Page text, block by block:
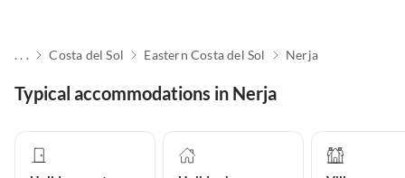
. . . Costa del Sol Eastern Costa del Sol Nerja
Typical accommodations in Nerja